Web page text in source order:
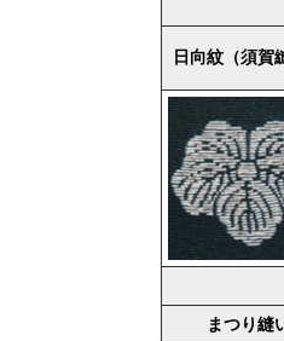
日向紋（須賀
まつり縫